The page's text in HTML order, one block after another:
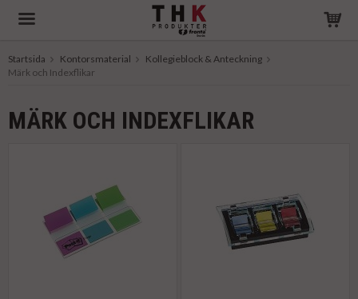
Startsida Kontorsmaterial
Kollegieblock & Anteckning
Märk och Indexflikar
MÄRK OCH INDEXFLIKAR